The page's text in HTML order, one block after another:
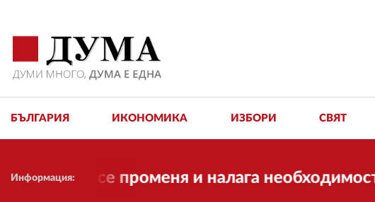
БЪЛГАРИЯ ИКОНОМИКА ИЗБОРИ СВЯТ
Информация:се променя и налага необходимостта